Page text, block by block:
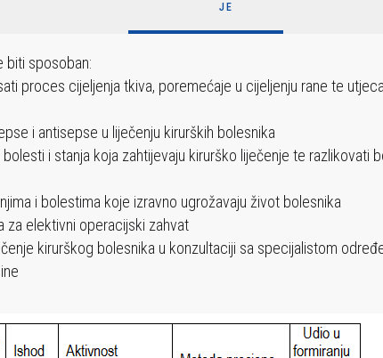
JE
biti sposoban:
proces cijeljenja tkiva, poremećaje u cijeljenju rane te
i antisepse u liječenju kirurških bolesnika
i stanja koja zahtijevaju kirurško liječenje te razlikovati
i bolestima koje izravno ugrožavaju život bolesnika
za elektivni operacijski zahvat
kirurškog bolesnika u konzultaciji sa specijalistom